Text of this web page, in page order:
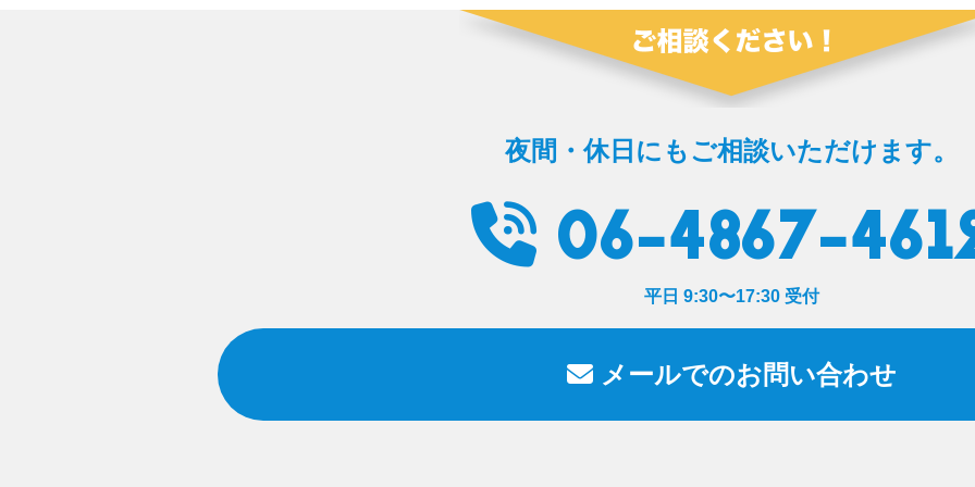
夜間・休日にもご相談いただけます。
06-4867-
平日 9:30〜17:30 受付
メールでのお問い合わせ